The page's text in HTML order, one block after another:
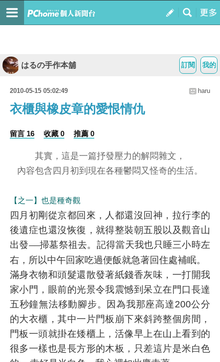
我的
訂閱
はるの手作本舖
2010-05-15 05:02:49 haru
衣櫃與橡皮章的愛恨情仇
留言 16 收藏 0 推薦 0
其實，這是一篇抒發壓力的解悶雜文，
內容包含四月初到現在各種鬱悶又怪奇的生活。
【之一】也是種奇觀
四月初剛從京都回來，人都還沒回神，拉行李的
後遺症也還沒恢復，就得整裝朝五股以及觀音山
出發──掃墓祭祖去。記得當天我也只睡三小時左
右，所以中午回家吃過便飯就急著回住處補眠。
滿身衣物和頭髮還散發著紙錢香灰味，一打開我
家小門，眼前的光景令我震憾到呆立在門口長達
五秒鐘無法移動腳步。因為我那座高達200公分
的大衣櫃，其中一片門板崩下來斜跨整個房間，
門板一頭就掛在矮櫃上，活像早上在山上看到的
很多一樣也是長方形的木板，只差這片是米白色